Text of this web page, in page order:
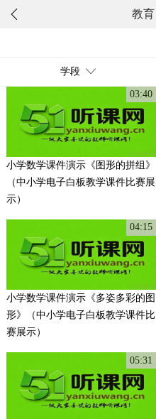
教育
学段
03:40
小学数学课件演示《图形的拼组》
（中小学电子白板教学课件比赛展
示）
04:15
小学数学课件演示《多姿多彩的图
形》（中小学电子白板教学课件比
赛展示）
05:31